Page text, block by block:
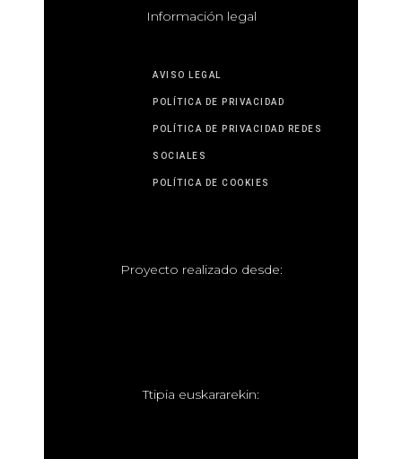
Información legal
AVISO LEGAL
POLÍTICA DE PRIVACIDAD
POLÍTICA DE PRIVACIDAD REDES
SOCIALES
POLÍTICA DE COOKIES
Proyecto realizado desde:
Ttipia euskararekin: